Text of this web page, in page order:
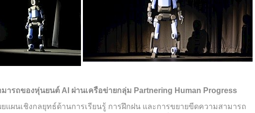
ารถของหุ่นยนต์ AI ผ่านเครือข่ายกลุ่ม Partnering Human Progress
ยแผนเชิงกลยุทธ์ด้านการเรียนรู้ การฝึกฝน และการขยายขีดความสามารถ